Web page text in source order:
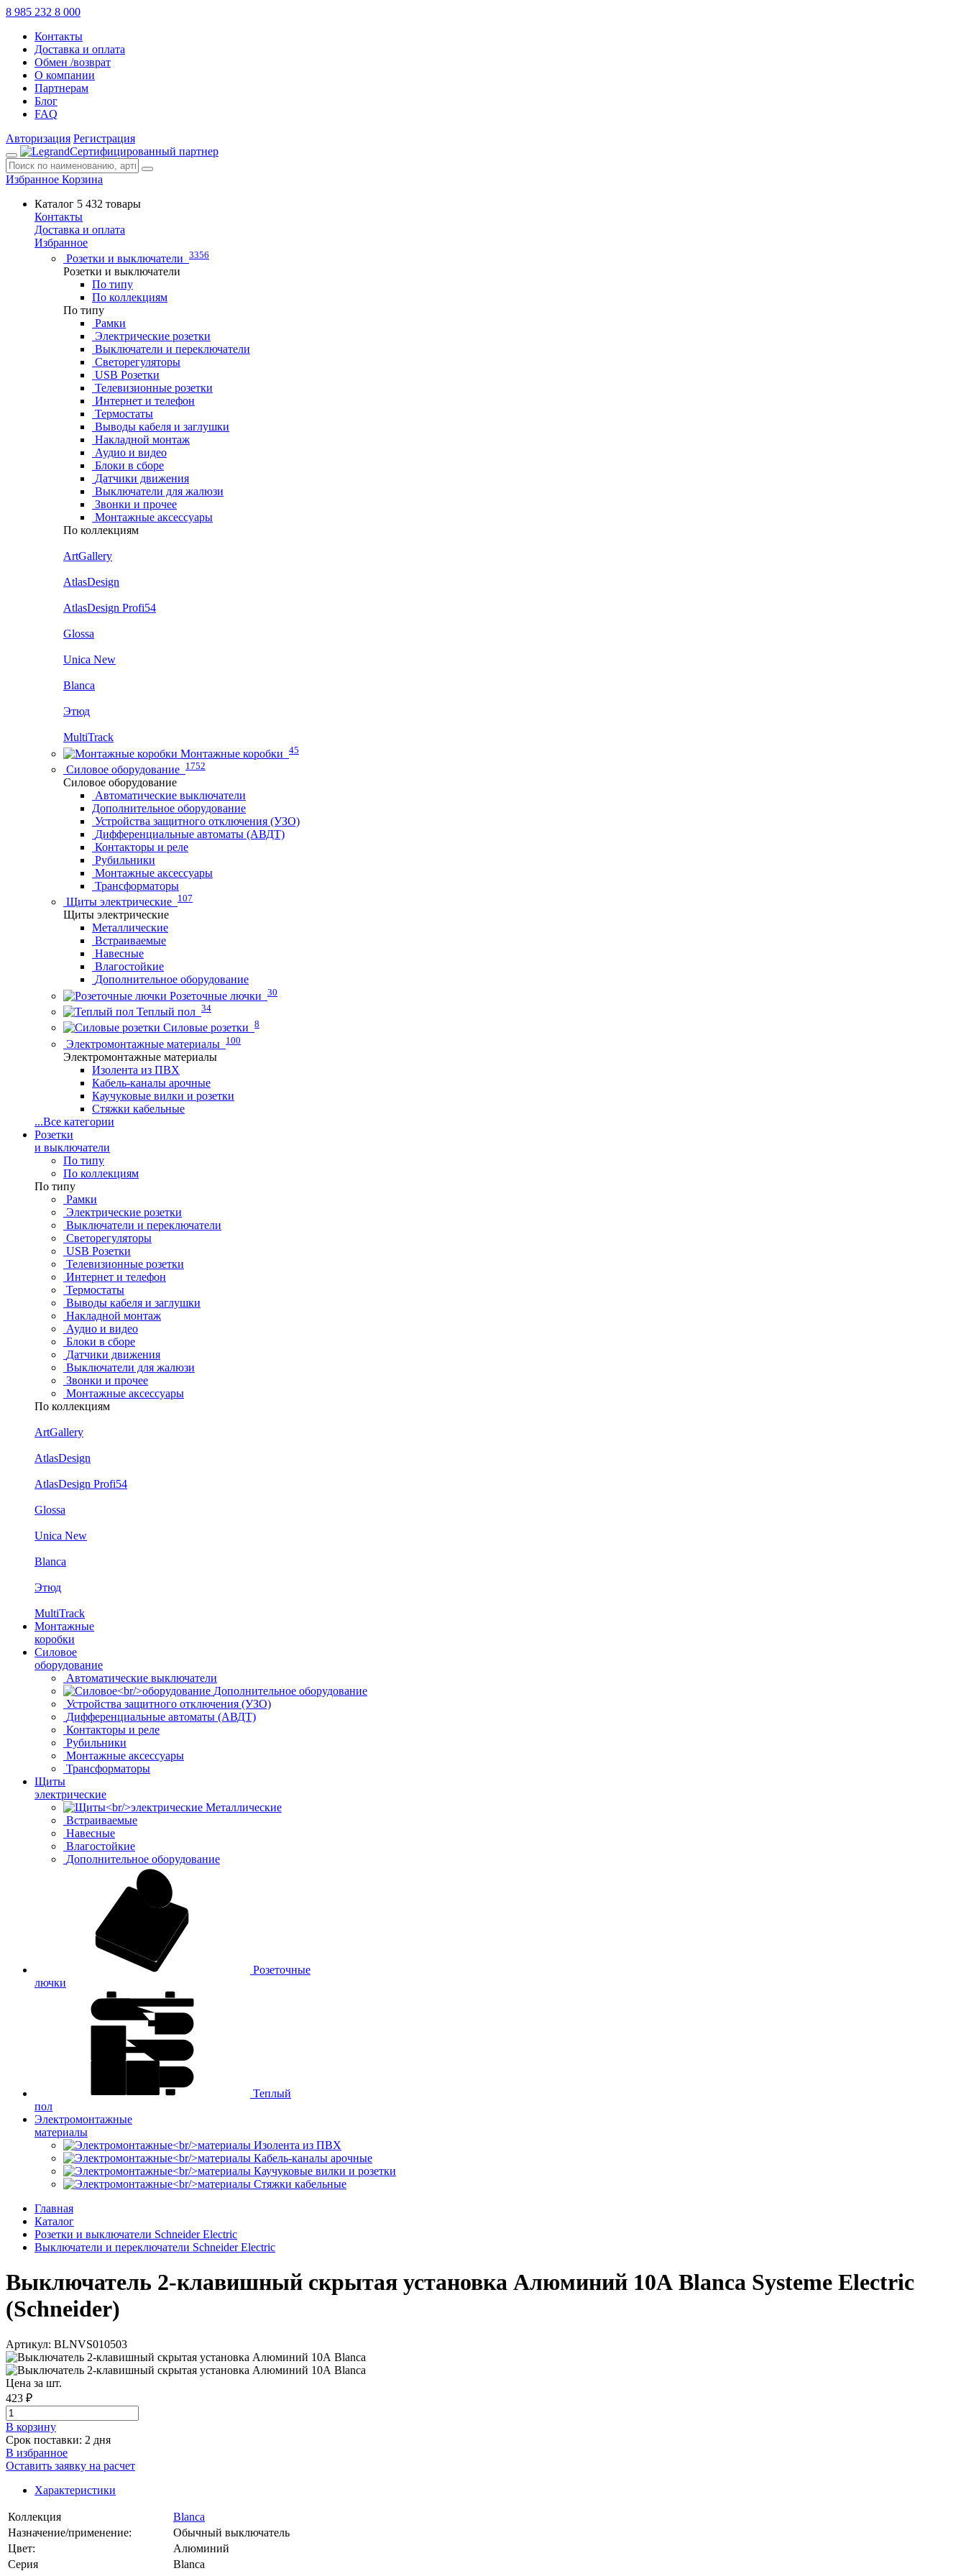
8 985 232 8 000
Контакты
Доставка и оплата
Обмен /возврат
О компании
Партнерам
Блог
FAQ
Авторизация Регистрация
Сертифицированный партнер
Избранное Корзина
Каталог 5 432 товары
Контакты
Доставка и оплата
Избранное
Розетки и выключатели 3356
Розетки и выключатели
По типу
По коллекциям
По типу
Рамки
Электрические розетки
Выключатели и переключатели
Светорегуляторы
USB Розетки
Телевизионные розетки
Интернет и телефон
Термостаты
Выводы кабеля и заглушки
Накладной монтаж
Аудио и видео
Блоки в сборе
Датчики движения
Выключатели для жалюзи
Звонки и прочее
Монтажные аксессуары
По коллекциям
ArtGallery
AtlasDesign
AtlasDesign Profi54
Glossa
Unica New
Blanca
Этюд
MultiTrack
Монтажные коробки 45
Силовое оборудование 1752
Силовое оборудование
Автоматические выключатели
Дополнительное оборудование
Устройства защитного отключения (УЗО)
Дифференциальные автоматы (АВДТ)
Контакторы и реле
Рубильники
Монтажные аксессуары
Трансформаторы
Щиты электрические 107
Щиты электрические
Металлические
Встраиваемые
Навесные
Влагостойкие
Дополнительное оборудование
Розеточные лючки 30
Теплый пол 34
Силовые розетки 8
Электромонтажные материалы 100
Электромонтажные материалы
Изолента из ПВХ
Кабель-каналы арочные
Каучуковые вилки и розетки
Стяжки кабельные
...Все категории
Розетки
и выключатели
По типу
По коллекциям
По типу
Рамки
Электрические розетки
Выключатели и переключатели
Светорегуляторы
USB Розетки
Телевизионные розетки
Интернет и телефон
Термостаты
Выводы кабеля и заглушки
Накладной монтаж
Аудио и видео
Блоки в сборе
Датчики движения
Выключатели для жалюзи
Звонки и прочее
Монтажные аксессуары
По коллекциям
ArtGallery
AtlasDesign
AtlasDesign Profi54
Glossa
Unica New
Blanca
Этюд
MultiTrack
Монтажные
коробки
Силовое
оборудование
Автоматические выключатели
Дополнительное оборудование
Устройства защитного отключения (УЗО)
Дифференциальные автоматы (АВДТ)
Контакторы и реле
Рубильники
Монтажные аксессуары
Трансформаторы
Щиты
электрические
Металлические
Встраиваемые
Навесные
Влагостойкие
Дополнительное оборудование
Розеточные
лючки
Теплый
пол
Электромонтажные
материалы
Изолента из ПВХ
Кабель-каналы арочные
Каучуковые вилки и розетки
Стяжки кабельные
Главная
Каталог
Розетки и выключатели Schneider Electric
Выключатели и переключатели Schneider Electric
Выключатель 2-клавишный скрытая установка Алюминий 10А Blanca Systeme Electric
(Schneider)
Артикул: BLNVS010503
Цена за шт.
423 ₽
В корзинy
Срок поставки: 2 дня
В избранное
Оставить заявку на расчет
Характеристики
Коллекция
Blanca
Назначение/применение:
Обычный выключатель
Цвет:
Алюминий
Серия
Blanca